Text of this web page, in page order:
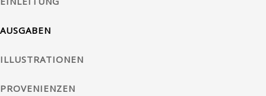
AUSGABEN
ILLUSTRATIONEN
PROVENIENZEN